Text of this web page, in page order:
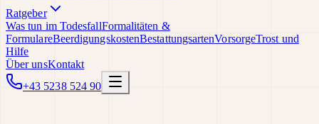
Ratgeber
Was tun im TodesfallFormalitäten &
FormulareBeerdigungskostenBestattungsartenVorsorgeTrost und
Hilfe
Über unsKontakt
+43 5238 524 90